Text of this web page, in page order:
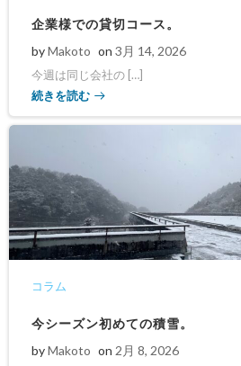
企業様での貸切コース。
byMakoto on 3月 14, 2026
今週は同じ会社の […]
続きを読む
コラム
今シーズン初めての積雪。
byMakoto on 2月 8, 2026